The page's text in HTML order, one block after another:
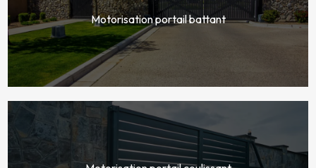
Motorisation portail battant